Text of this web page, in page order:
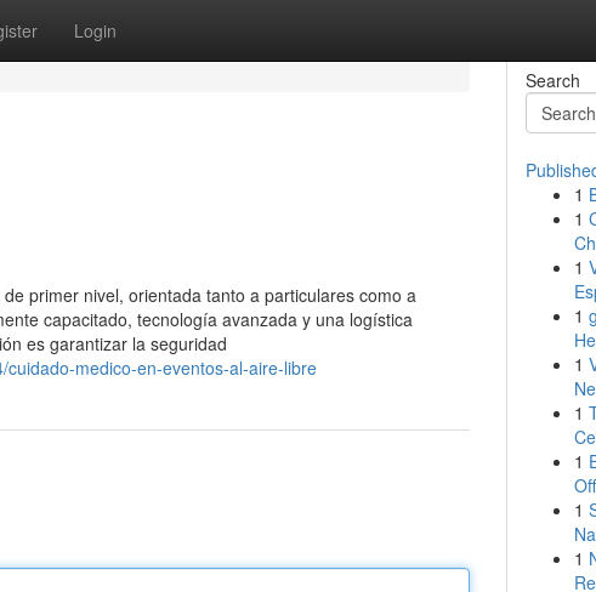
Login
primer nivel, orientada tanto a particulares como a
capacitado, tecnología avanzada y una logística
es garantizar la seguridad
medico-en-eventos-al-aire-libre
Search
1
1
1
1
1
1
1
1
1